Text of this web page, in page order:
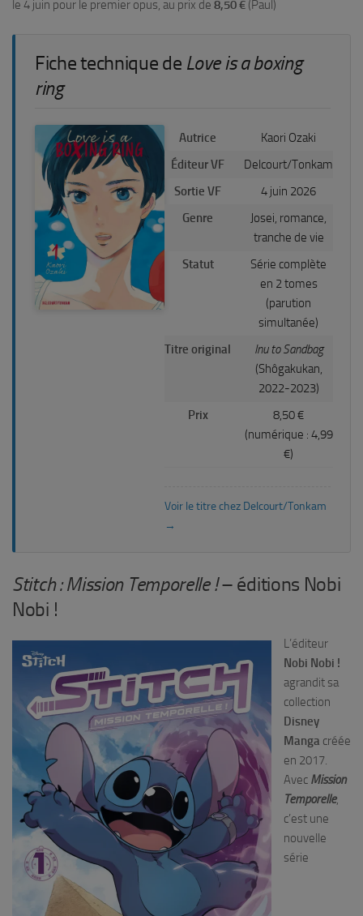
le 4 juin pour le premier opus, au prix de 8,50 € (Paul)
Fiche technique de Love is a boxing
ring
Autrice
Kaori Ozaki
Éditeur VF
Delcourt/Tonkam
Sortie VF
4 juin 2026
Genre
Josei, romance,
tranche de vie
Statut
Série complète
en 2 tomes
(parution
simultanée)
Titre original
Inu to Sandbag
(Shôgakukan,
2022-2023)
Prix
8,50 €
(numérique : 4,99
€)
Voir le titre chez Delcourt/Tonkam
→
Stitch : Mission Temporelle!– éditions Nobi
Nobi !
L’éditeur
Nobi Nobi !
agrandit sa
collection
Disney
Manga créée
en 2017.
Avec Mission
Temporelle,
c’est une
nouvelle
série